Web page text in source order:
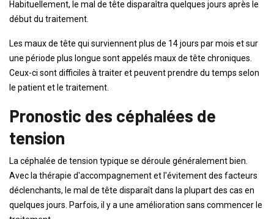
Habituellement, le mal de tête disparaîtra quelques jours après le
début du traitement.
Les maux de tête qui surviennent plus de 14 jours par mois et sur
une période plus longue sont appelés maux de tête chroniques.
Ceux-ci sont difficiles à traiter et peuvent prendre du temps selon
le patient et le traitement.
Pronostic des céphalées de
tension
La céphalée de tension typique se déroule généralement bien.
Avec la thérapie d'accompagnement et l'évitement des facteurs
déclenchants, le mal de tête disparaît dans la plupart des cas en
quelques jours. Parfois, il y a une amélioration sans commencer le